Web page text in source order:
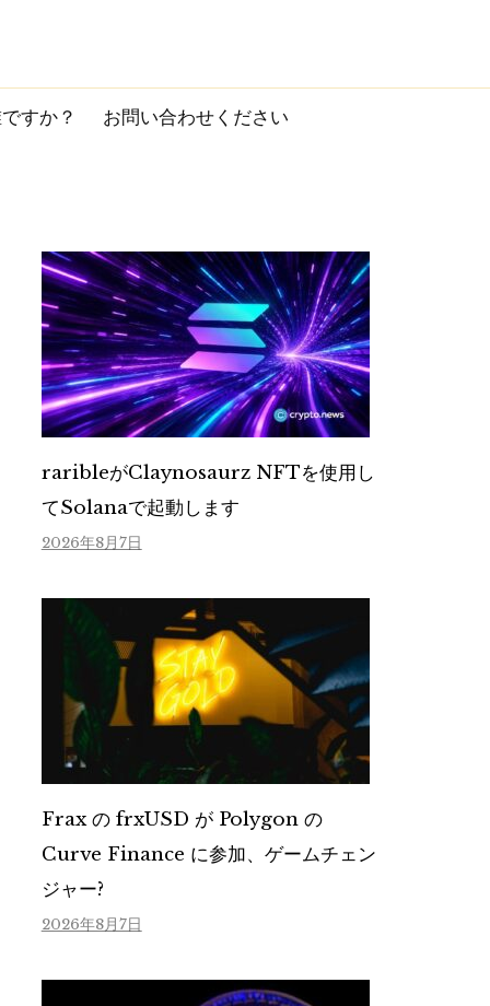
すか？ お問い合わせください
raribleがClaynosaurz NFTを使用し
てSolanaで起動します
2026年8月7日
Frax の frxUSD が Polygon の
Curve Finance に参加、ゲームチェン
ジャー?
2026年8月7日